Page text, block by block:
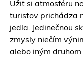
Užiť si atmosféru
turistov prichádza
jedla. Jedinečnou
zmysly niečím
alebo iným druhom